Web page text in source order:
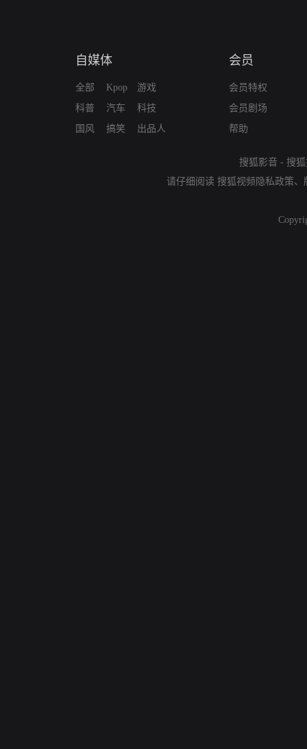
自媒体
全部
科普
国风
Kpop
汽车
搞笑
游戏
科技
出品人
会员
会员特权
会员剧场
帮助
搜狐影音 - 搜
请仔细阅读 搜狐视频隐私政策、